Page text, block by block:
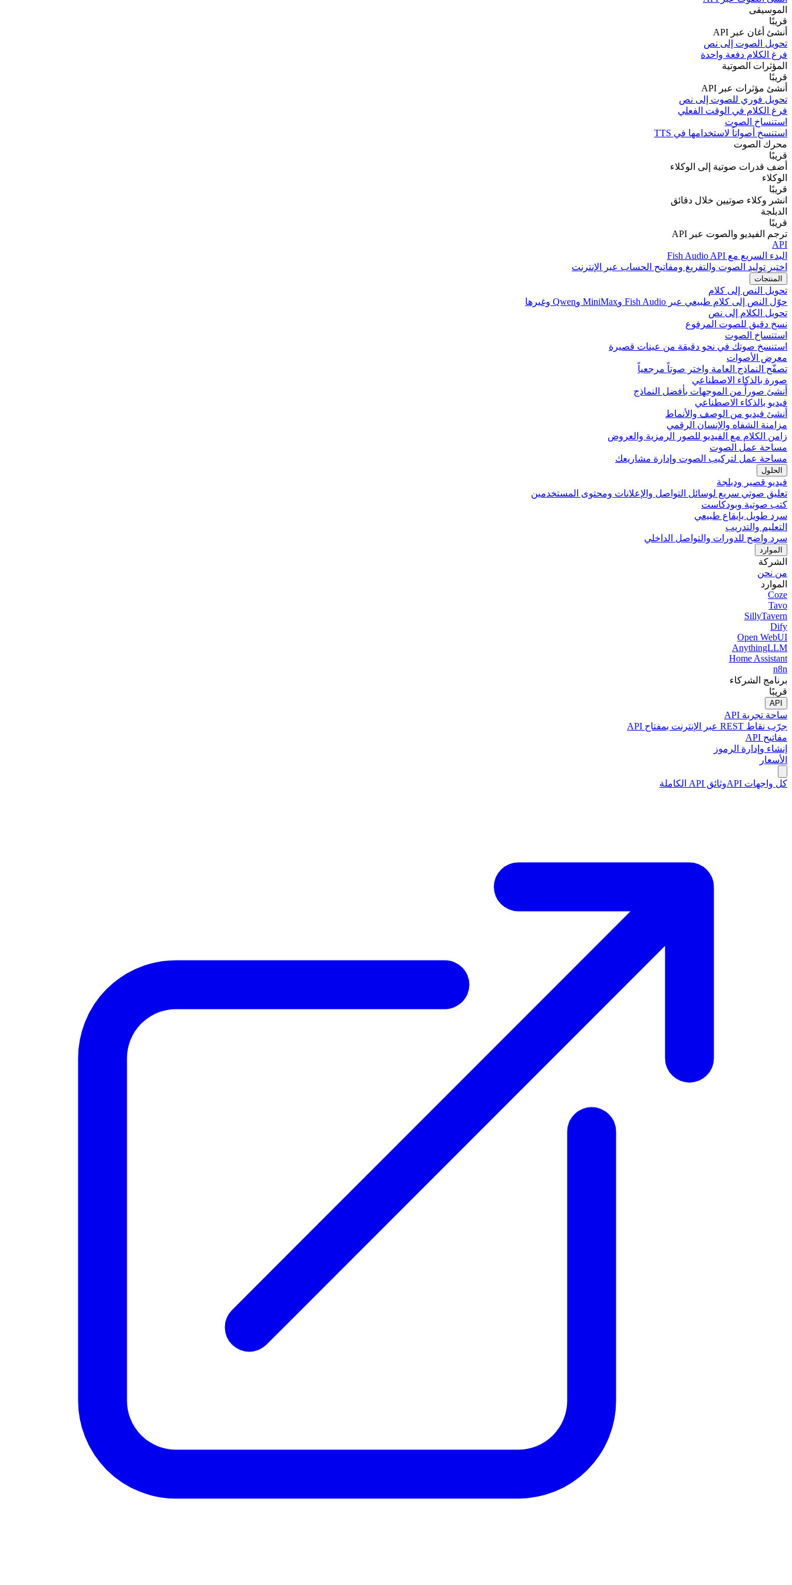
الموسيقى
قريبًا
أنشئ أغان عبر API
تحويل الصوت إلى نص
فرغ الكلام دفعة واحدة
المؤثرات الصوتية
قريبًا
أنشئ مؤثرات عبر API
تحويل فوري للصوت إلى نص
فرغ الكلام في الوقت الفعلي
استنساخ الصوت
استنسخ أصواتاً لاستخدامها في TTS
محرك الصوت
قريبًا
أضف قدرات صوتية إلى الوكلاء
الوكلاء
قريبًا
انشر وكلاء صوتيين خلال دقائق
الدبلجة
قريبًا
ترجم الفيديو والصوت عبر API
API
البدء السريع مع Fish Audio API
اختبر توليد الصوت والتفريغ ومفاتيح الحساب عبر الإنترنت
المنتجات
تحويل النص إلى كلام
حوّل النص إلى كلام طبيعي عبر Fish Audio وMiniMax وQwen وغيرها
تحويل الكلام إلى نص
نسخ دقيق للصوت المرفوع
استنساخ الصوت
استنسخ صوتك في نحو دقيقة من عينات قصيرة
معرض الأصوات
تصفّح النماذج العامة واختر صوتاً مرجعياً
صورة بالذكاء الاصطناعي
أنشئ صوراً من الموجهات بأفضل النماذج
فيديو بالذكاء الاصطناعي
أنشئ فيديو من الوصف والأنماط
مزامنة الشفاه والإنسان الرقمي
زامن الكلام مع الفيديو للصور الرمزية والعروض
مساحة عمل الصوت
مساحة عمل لتركيب الصوت وإدارة مشاريعك
الحلول
فيديو قصير ودبلجة
تعليق صوتي سريع لوسائل التواصل والإعلانات ومحتوى المستخدمين
كتب صوتية وبودكاست
سرد طويل بإيقاع طبيعي
التعليم والتدريب
سرد واضح للدورات والتواصل الداخلي
الموارد
الشركة
من نحن
الموارد
Coze
Tavo
SillyTavern
Dify
Open WebUI
AnythingLLM
Home Assistant
n8n
برنامج الشركاء
قريبًا
API
ساحة تجربة API
جرّب نقاط REST عبر الإنترنت بمفتاح API
مفاتيح API
إنشاء وإدارة الرموز
الأسعار
كل واجهات API وثائق API الكاملة